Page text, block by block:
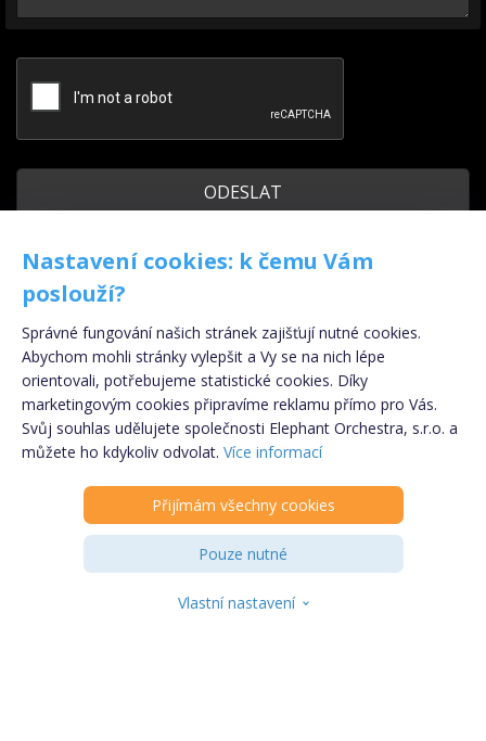
Odeslat kopii na můj e-mail
parlamentu a Rady (EU) č. 2016/679 ze dne 27. dubna 2016, obecného nařízení
o ochraně osobních údajů (GDPR) uchovávány, ani zpracovávány. Po
zodpovězení dotazu dojde k okamžité likvidaci osobních údajů.
Copyright © 2009 - 2024 - eSpolupráce.cz,
provozovatelem je Elephant Orchestra s.r.o., součástí
Klik.cz & ePojisteni.cz s.r.o.
Informace o souborech cookies
Podmínky
zpracování osobních údajů
|Odhlášení z newsletteru
Registrujte seZDARMA
PARTNER
INZERENT
Nastavení cookies: k čemu Vám
poslouží?
Správné fungování našich stránek zajišťují nutné cookies.
Abychom mohli stránky vylepšit a Vy se na nich lépe
orientovali, potřebujeme statistické cookies. Díky
marketingovým cookies připravíme reklamu přímo pro Vás.
Svůj souhlas udělujete společnosti Elephant Orchestra, s.r.o. a
můžete ho kdykoliv odvolat. Více informací
Přijímám všechny cookies
Pouze nutné
Vlastní nastavení